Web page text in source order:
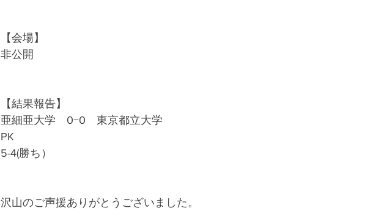
【会場】
非公開
【結果報告】
亜細亜大学　0−0　東京都立大学
PK
5-4(勝ち）
沢山のご声援ありがとうございました。